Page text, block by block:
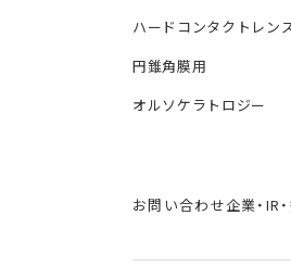
ハードコンタクトレン
円錐角膜用
オルソケラトロジー
お問い合わせ企業・IR